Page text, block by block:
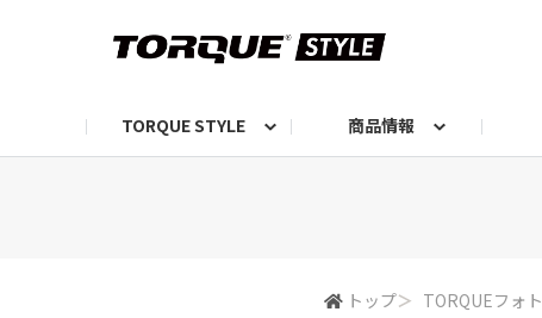
TORQUE STYLE 商品情報
トップ＞ TORQUEフォト